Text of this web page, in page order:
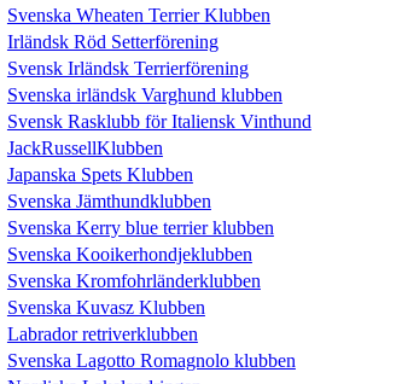
Svenska Wheaten Terrier Klubben
Irländsk Röd Setterförening
Svensk Irländsk Terrierförening
Svenska irländsk Varghund klubben
Svensk Rasklubb för Italiensk Vinthund
JackRussellKlubben
Japanska Spets Klubben
Svenska Jämthundklubben
Svenska Kerry blue terrier klubben
Svenska Kooikerhondjeklubben
Svenska Kromfohrländerklubben
Svenska Kuvasz Klubben
Labrador retriverklubben
Svenska Lagotto Romagnolo klubben